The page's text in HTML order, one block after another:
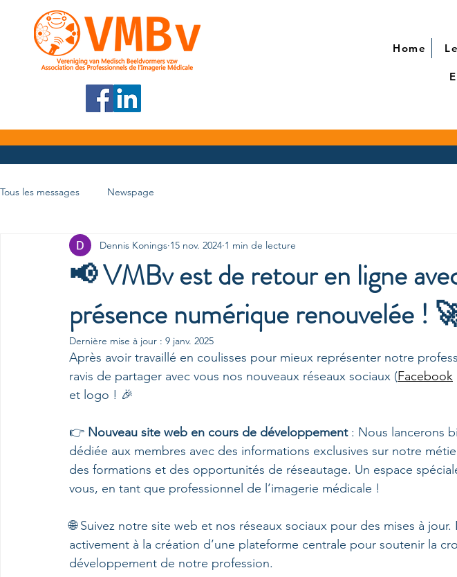
Home
Tous les messages Newspage
📢 VMBv est de retour en ligne
présence numérique renouvelée !
Dennis Konings 15 nov. 2024 1 min de lecture
Dernière mise à jour : 9 janv. 2025
Après avoir travaillé en coulisses pour mieux représenter notre
ravis de partager avec vous nos nouveaux réseaux sociaux (Facebook
et logo ! 🎉
👉 Nouveau site web en cours de développement : Nous lancerons
dédiée aux membres avec des informations exclusives sur notre
des formations et des opportunités de réseautage. Un espace
vous, en tant que professionnel de l’imagerie médicale !
🌐 Suivez notre site web et nos réseaux sociaux pour des mises à jour.
activement à la création d’une plateforme centrale pour soutenir la
développement de notre profession.